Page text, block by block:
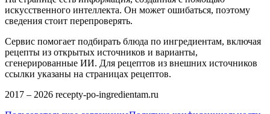
искусственного интеллекта. Он может ошибаться, поэтому
сведения стоит перепроверять.
Сервис помогает подбирать блюда по ингредиентам, включая
рецепты из открытых источников и варианты,
сгенерированные ИИ. Для рецептов из внешних источников
ссылки указаны на страницах рецептов.
2017 – 2026 recepty-po-ingredientam.ru